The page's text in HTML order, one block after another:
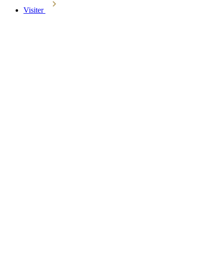
Visiter